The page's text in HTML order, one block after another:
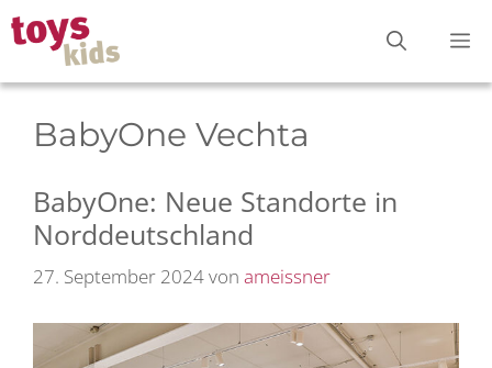
Zum
Inhalt
springen
BabyOne Vechta
BabyOne: Neue Standorte in
Norddeutschland
27. September 2024von ameissner